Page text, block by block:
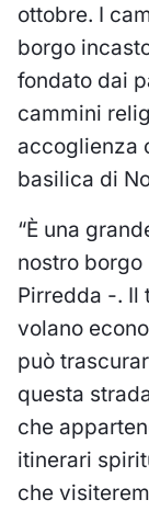
ottobre. I
borgo
fondato dai
cammini
accoglienza
basilica di
“È una
nostro
Pirredda -. Il
volano
può
questa
che
itinerari
che